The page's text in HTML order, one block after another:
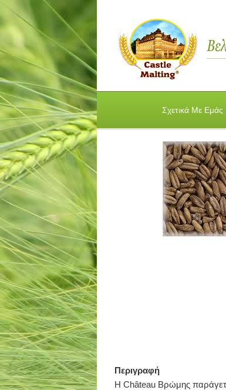
Σχετικά Με Εμάς
Περιγραφή
Η Château Βρώμης